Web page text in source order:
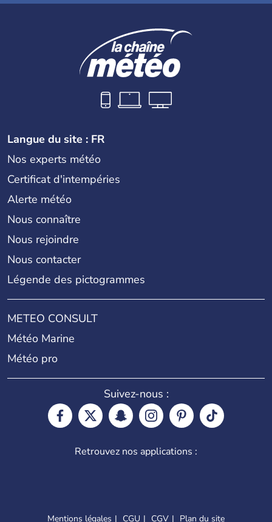
Langue du site : FR
Nos experts météo
Certificat d'intempéries
Alerte météo
Nous connaître
Nous rejoindre
Nous contacter
Légende des pictogrammes
METEO CONSULT
Météo Marine
Météo pro
Suivez-nous :
Retrouvez nos applications :
Mentions légales CGU CGV Plan du site